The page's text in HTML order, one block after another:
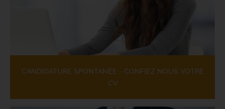
CANDIDATURE SPONTANÉE - CONFIEZ NOUS VOTRE
CV